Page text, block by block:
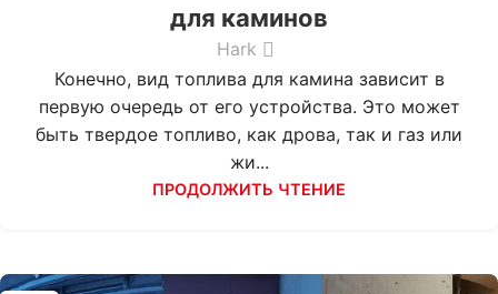
для каминов
Hark
Конечно, вид топлива для камина зависит в
первую очередь от его устройства. Это может
быть твердое топливо, как дрова, так и газ или
жи...
ПРОДОЛЖИТЬ ЧТЕНИЕ